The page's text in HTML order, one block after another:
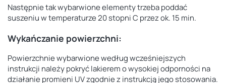
Następnie tak wybarwione elementy trzeba poddać
suszeniu w temperaturze 20 stopni C przez ok. 15 min.
Wykańczanie powierzchni:
Powierzchnie wybarwione według wcześniejszych
instrukcji należy pokryć lakierem o wysokiej odporności na
działanie promieni UV zgodnie z instrukcją jego stosowania.